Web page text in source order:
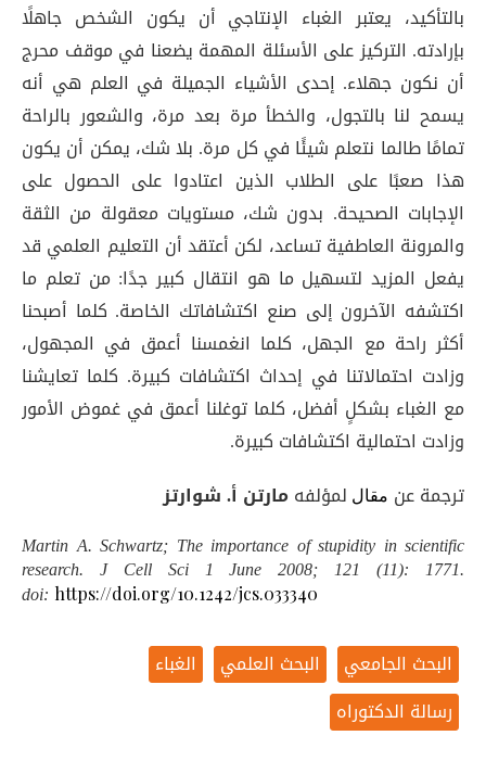
بالتأكيد، يعتبر الغباء الإنتاجي أن يكون الشخص جاهلًا
بإرادته. التركيز على الأسئلة المهمة يضعنا في موقف محرج
أن نكون جهلاء. إحدى الأشياء الجميلة في العلم هي أنه
يسمح لنا بالتجول، والخطأ مرة بعد مرة، والشعور بالراحة
تمامًا طالما نتعلم شيئًا في كل مرة. بلا شك، يمكن أن يكون
هذا صعبًا على الطلاب الذين اعتادوا على الحصول على
الإجابات الصحيحة. بدون شك، مستويات معقولة من الثقة
والمرونة العاطفية تساعد، لكن أعتقد أن التعليم العلمي قد
يفعل المزيد لتسهيل ما هو انتقال كبير جدًا: من تعلم ما
اكتشفه الآخرون إلى صنع اكتشافاتك الخاصة. كلما أصبحنا
أكثر راحة مع الجهل، كلما انغمسنا أعمق في المجهول،
وزادت احتمالاتنا في إحداث اكتشافات كبيرة. كلما تعايشنا
مع الغباء بشكلٍ أفضل، كلما توغلنا أعمق في غموض الأمور
وزادت احتمالية اكتشافات كبيرة.
ترجمة عن مقال لمؤلفه مارتن أ. شوارتز
Martin A. Schwartz; The importance of stupidity in scientific
research. J Cell Sci1 June 2008; 121 (11): 1771.
doi: https://doi.org/10.1242/jcs.033340
البحث الجامعي البحث العلمي
الغباء
رسالة الدكتوراه